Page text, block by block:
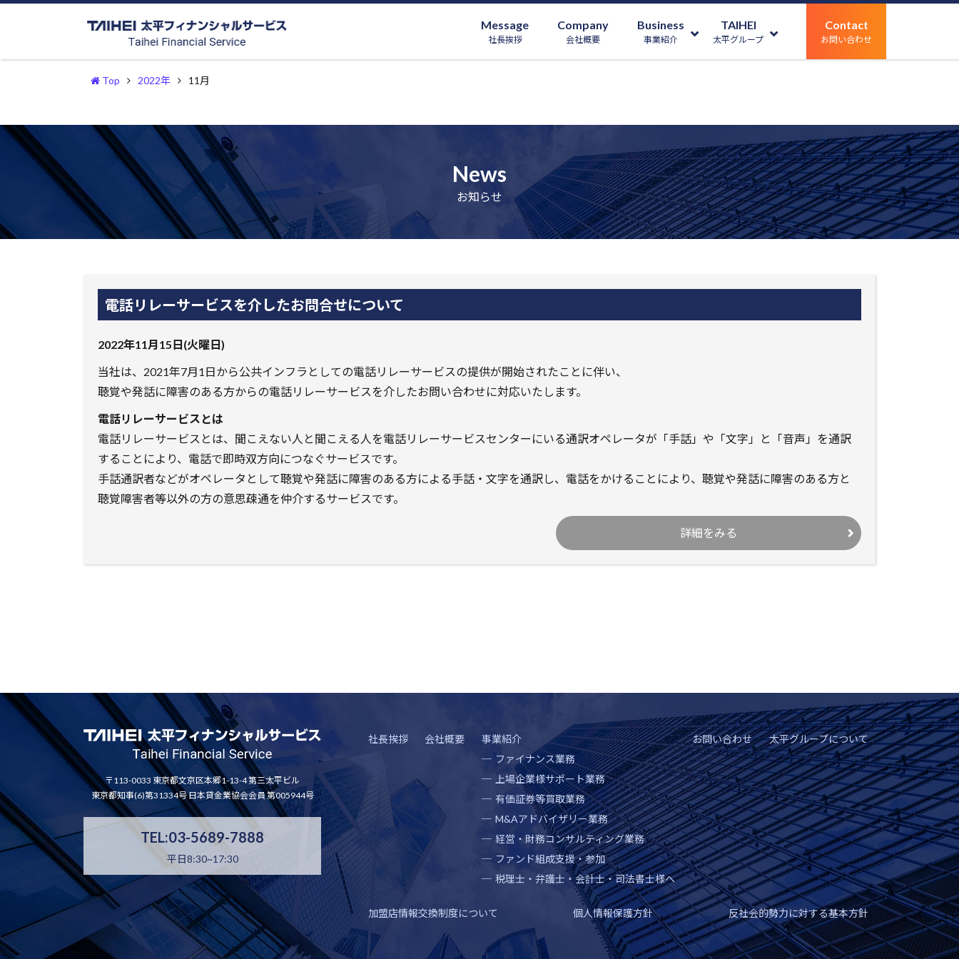
Message
社長挨拶
Company
会社概要
Business
事業紹介
TAIHEI
太平グループ
Contact
お問い合わせ
Top 2022年 11月
News
お知らせ
電話リレーサービスを介したお問合せについて
2022年11月15日(火曜日)
当社は、2021年7月1日から公共インフラとしての電話リレーサービスの提供が開始されたことに伴い、
聴覚や発話に障害のある方からの電話リレーサービスを介したお問い合わせに対応いたします。
電話リレーサービスとは
電話リレーサービスとは、聞こえない人と聞こえる人を電話リレーサービスセンターにいる通訳オペレータが「手話」や「文字」と「音声」を通訳
することにより、電話で即時双方向につなぐサービスです。
手話通訳者などがオペレータとして聴覚や発話に障害のある方による手話・文字を通訳し、電話をかけることにより、聴覚や発話に障害のある方と
聴覚障害者等以外の方の意思疎通を仲介するサービスです。
詳細をみる
〒113-0033 東京都文京区本郷1-13-4 第三太平ビル
東京都知事(6)第31334号 日本貸金業協会会員 第005944号
TEL:03-5689-7888
平日8:30~17:30
社長挨拶 会社概要
事業紹介
ファイナンス業務
上場企業様サポート業務
有価証券等買取業務
M&Aアドバイザリー業務
経営・財務コンサルティング業務
ファンド組成支援・参加
税理士・弁護士・会計士・司法書士様へ
お問い合わせ 太平グループについて
加盟店情報交換制度について 個人情報保護方針 反社会的勢力に対する基本方針